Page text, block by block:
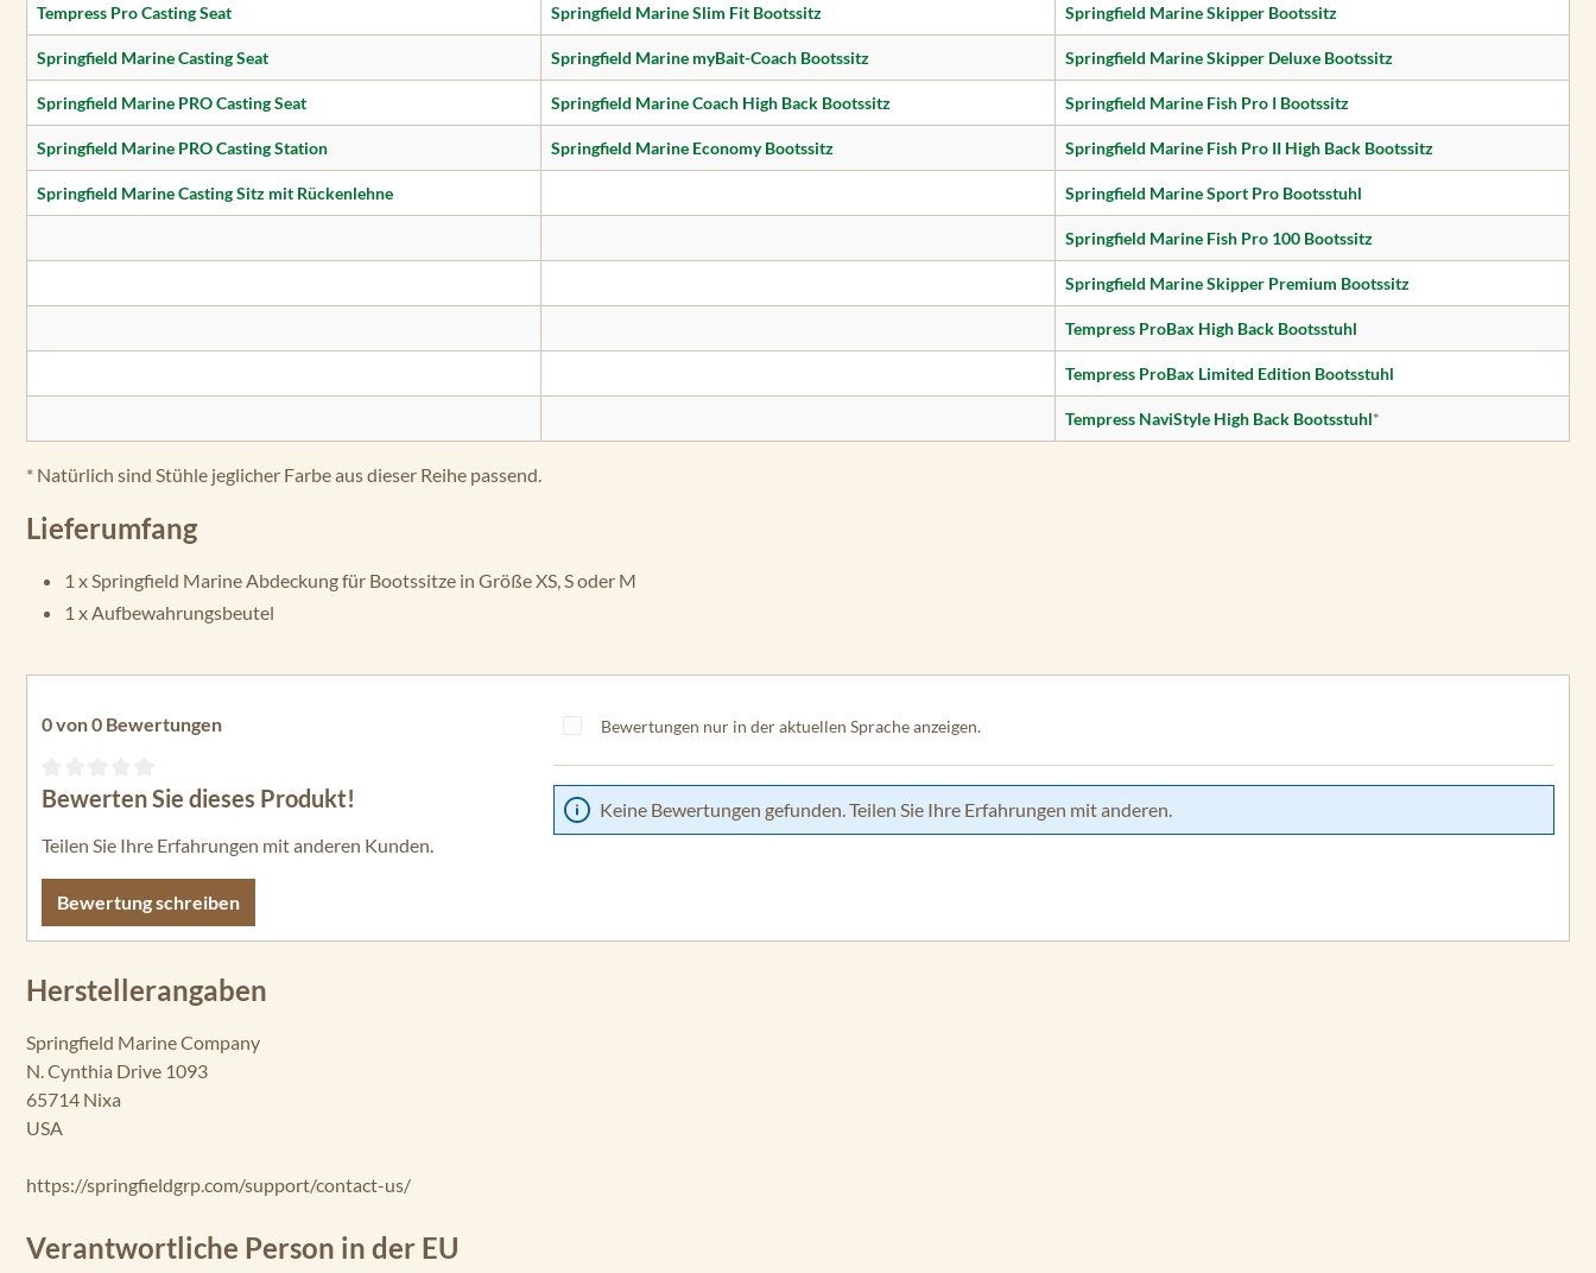
Tempress Pro Casting Seat Springfield Marine Slim Fit Bootssitz Springfield Marine Skipper Bootssitz
Springfield Marine Casting Seat Springfield Marine myBait-Coach Bootssitz Springfield Marine Skipper Deluxe Bootssitz
Springfield Marine PRO Casting Seat Springfield Marine Coach High Back Bootssitz Springfield Marine Fish Pro I Bootssitz
Springfield Marine PRO Casting Station Springfield Marine Economy Bootssitz Springfield Marine Fish Pro II High Back Bootssitz
Springfield Marine Casting Sitz mit Rückenlehne Springfield Marine Sport Pro Bootsstuhl
Springfield Marine Fish Pro 100 Bootssitz
Springfield Marine Skipper Premium Bootssitz
Tempress ProBax High Back Bootsstuhl
Tempress ProBax Limited Edition Bootsstuhl
Tempress NaviStyle High Back Bootsstuhl*
* Natürlich sind Stühle jeglicher Farbe aus dieser Reihe passend.
Lieferumfang
1 x Springfield Marine Abdeckung für Bootssitze in Größe XS, S oder M
1 x Aufbewahrungsbeutel
0 von 0 Bewertungen
Durchschnittliche Bewertung von 0 von 5 Sternen
Bewerten Sie dieses Produkt!
Teilen Sie Ihre Erfahrungen mit anderen Kunden.
Bewertung schreiben
Bewertungen nur in der aktuellen Sprache anzeigen.
Keine Bewertungen gefunden. Teilen Sie Ihre Erfahrungen mit anderen.
Herstellerangaben
Springfield Marine Company
N. Cynthia Drive 1093
65714 Nixa
USA
https://springfieldgrp.com/support/contact-us/
Verantwortliche Person in der EU